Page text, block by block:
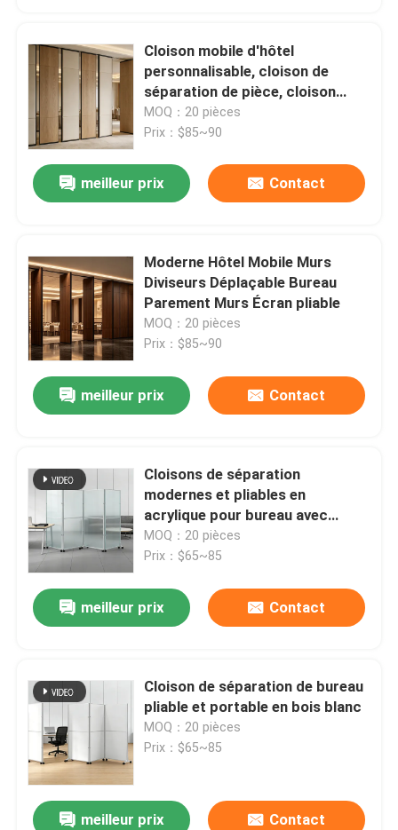
Cloison mobile d'hôtel
personnalisable, cloison de
séparation de pièce, cloison
coulissante pour salle de réunion
d'hôtel
MOQ：20 pièces
Prix：$85~90
meilleur prix Contact
Moderne Hôtel Mobile Murs
Diviseurs Déplaçable Bureau
Parement Murs Écran pliable
MOQ：20 pièces
Prix：$85~90
meilleur prix Contact
Cloisons de séparation
modernes et pliables en
acrylique pour bureau avec
roulettes
MOQ：20 pièces
Prix：$65~85
meilleur prix Contact
Cloison de séparation de bureau
pliable et portable en bois blanc
MOQ：20 pièces
Prix：$65~85
meilleur prix Contact